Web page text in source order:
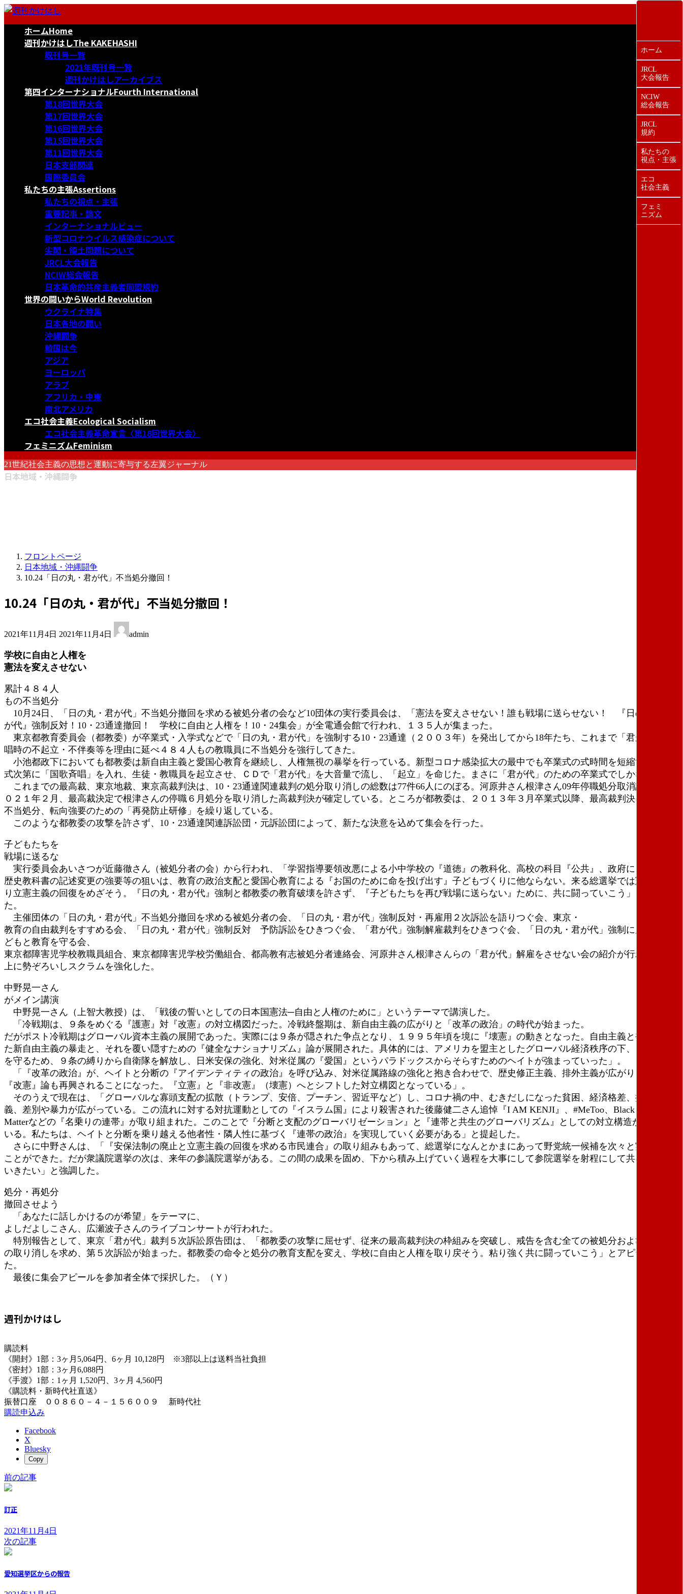
コ
ナ
ホームHome
週刊かけはしThe KAKEHASHI
既刊号一覧
2021年既刊号一覧
週刊かけはしアーカイブス
第四インターナショナルFourth International
第18回世界大会
第17回世界大会
第16回世界大会
第15回世界大会
第11回世界大会
日本支部関連
国際委員会
私たちの主張Assertions
私たちの視点・主張
重要記事・論文
インターナショナルビュー
新型コロナウイルス感染症について
尖閣・領土問題について
JRCL大会報告
NCIW総会報告
日本革命的共産主義者同盟規約
世界の闘いからWorld Revolution
ウクライナ特集
日本各地の闘い
沖縄闘争
韓国は今
アジア
ヨーロッパ
アラブ
アフリカ・中東
南北アメリカ
エコ社会主義Ecological Socialism
エコ社会主義革命宣言〈第18回世界大会〉
フェミニズムFeminism
21世紀社会主義の思想と運動に寄与する左翼ジャーナル
日本地域・沖縄闘争
フロントページ
日本地域・沖縄闘争
10.24「日の丸・君が代」不当処分撤回！
10.24「日の丸・君が代」不当処分撤回！
2021年11月4日 終
新
日
2021年11月4日 admin
学校に自由と人権を
憲法を変えさせない
累計４８４人
もの不当処分
10月24日、「日の丸・君が代」不当処分撤回を求める被処分者の会など10団体の実行委員会は、「憲法を変えさせない！誰も戦場に送らせない！ 『日の丸・君
が代』強制反対！10・23通達撤回！ 学校に自由と人権を！10・24集会」が全電通会館で行われ、１３５人が集まった。
東京都教育委員会（都教委）が卒業式・入学式などで「日の丸・君が代」を強制する10・23通達（２００３年）を発出してから18年たち、これまで「君が代」斉
唱時の不起立・不伴奏等を理由に延べ４８４人もの教職員に不当処分を強行してきた。
小池都政下においても都教委は新自由主義と愛国心教育を継続し、人権無視の暴挙を行っている。新型コロナ感染拡大の最中でも卒業式の式時間を短縮するが、
式次第に「国歌斉唱」を入れ、生徒・教職員を起立させ、ＣＤで「君が代」を大音量で流し、「起立」を命じた。まさに「君が代」のための卒業式でしかない。
これまでの最高裁、東京地裁、東京高裁判決は、10・23通達関連裁判の処分取り消しの総数は77件66人にのぼる。河原井さん根津さん09年停職処分取消訴訟は２
０２１年２月、最高裁決定で根津さんの停職６月処分を取り消した高裁判決が確定している。ところが都教委は、２０１３年３月卒業式以降、最高裁判決に反し、
不当処分、転向強要のための「再発防止研修」を繰り返している。
このような都教委の攻撃を許さず、10・23通達関連訴訟団・元訴訟団によって、新たな決意を込めて集会を行った。
子どもたちを
戦場に送るな
実行委員会あいさつが近藤徹さん（被処分者の会）から行われ、「学習指導要領改悪による小中学校の『道徳』の教科化、高校の科目『公共』、政府による高校
歴史教科書の記述変更の強要等の狙いは、教育の政治支配と愛国心教育による『お国のために命を投げ出す』子どもづくりに他ならない。来る総選挙では憲法を守
り立憲主義の回復をめざそう。『日の丸・君が代』強制と都教委の教育破壊を許さず、『子どもたちを再び戦場に送らない』ために、共に闘っていこう」と訴え
た。
主催団体の「日の丸・君が代」不当処分撤回を求める被処分者の会、「日の丸・君が代」強制反対・再雇用２次訴訟を語りつぐ会、東京・
教育の自由裁判をすすめる会、「日の丸・君が代」強制反対 予防訴訟をひきつぐ会、「君が代」強制解雇裁判をひきつぐ会、「日の丸・君が代」強制に反対し子
どもと教育を守る会、
東京都障害児学校教職員組合、東京都障害児学校労働組合、都高教有志被処分者連絡会、河原井さん根津さんらの「君が代」解雇をさせない会の紹介が行われ、壇
上に勢ぞろいしスクラムを強化した。
中野晃一さん
がメイン講演
中野晃一さん（上智大教授）は、「戦後の誓いとしての日本国憲法─自由と人権のために」というテーマで講演した。
「冷戦期は、９条をめぐる『護憲』対『改憲』の対立構図だった。冷戦終盤期は、新自由主義の広がりと「改革の政治」の時代が始まった。
だがポスト冷戦期はグローバル資本主義の展開であった。実際には９条が隠された争点となり、１９９５年頃を境に『壊憲』の動きとなった。自由主義と袂を分っ
た新自由主義の暴走と、それを覆い隠すための『健全なナショナリズム』論が展開された。具体的には、アメリカを盟主としたグローバル経済秩序の下、日本企業
を守るため、９条の縛りから自衛隊を解放し、日米安保の強化、対米従属の『愛国』というパラドックスからそらすためのヘイトが強まっていった」。
「『改革の政治』が、ヘイトと分断の『アイデンティティの政治』を呼び込み、対米従属路線の強化と抱き合わせで、歴史修正主義、排外主義が広がり、復古的
『改憲』論も再興されることになった。『立憲』と『非改憲』（壊憲）へとシフトした対立構図となっている」。
そのうえで現在は、「グローバルな寡頭支配の拡散（トランプ、安倍、プーチン、習近平など）し、コロナ禍の中、むきだしになった貧困、経済格差、排外主
義、差別や暴力が広がっている。この流れに対する対抗運動としての『イスラム国』により殺害された後藤健二さん追悼『I AM KENJI』、#MeToo、Black Lives
Matterなどの『名乗りの連帯』が取り組まれた。このことで『分断と支配のグローバリゼーション』と『連帯と共生のグローバリズム』としての対立構造が成立して
いる。私たちは、ヘイトと分断を乗り越える他者性・隣人性に基づく『連帯の政治』を実現していく必要がある」と提起した。
さらに中野さんは、「『安保法制の廃止と立憲主義の回復を求める市民連合』の取り組みもあって、総選挙になんとかまにあって野党統一候補を次々と実現する
ことができた。だが衆議院選挙の次は、来年の参議院選挙がある。この間の成果を固め、下から積み上げていく過程を大事にして参院選挙を射程にして共に闘って
いきたい」と強調した。
処分・再処分
撤回させよう
「あなたに話しかけるのが希望」をテーマに、
よしだよしこさん、広瀬波子さんのライブコンサートが行われた。
特別報告として、東京「君が代」裁判５次訴訟原告団は、「都教委の攻撃に屈せず、従来の最高裁判決の枠組みを突破し、戒告を含む全ての被処分および再処分
の取り消しを求め、第５次訴訟が始まった。都教委の命令と処分の教育支配を変え、学校に自由と人権を取り戻そう。粘り強く共に闘っていこう」とアピールし
た。
最後に集会アピールを参加者全体で採択した。（Ｙ）
週刊かけはし
購読料
《開封》1部：3ヶ月5,064円、6ヶ月 10,128円 ※3部以上は送料当社負担
《密封》1部：3ヶ月6,088円
《手渡》1部：1ヶ月 1,520円、3ヶ月 4,560円
《購読料・新時代社直送》
振替口座 ００８６０－４－１５６００９ 新時代社
購読申込み
Facebook
X
Bluesky
Copy
前の記事
訂正
2021年11月4日
次の記事
愛知選挙区からの報告
ホーム
JRCL
大会報告
NCIW
総会報告
JRCL
規約
私たちの
視点・主張
エコ
社会主義
フェミ
ニズム